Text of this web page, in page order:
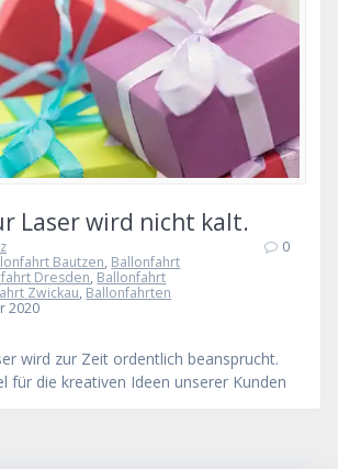
Laser wird nicht kalt.
Bautzen, Ballonfahrt
Dresden, Ballonfahrt
Zwickau, Ballonfahrten
2020
0
wird zur Zeit ordentlich beansprucht.
für die kreativen Ideen unserer Kunden